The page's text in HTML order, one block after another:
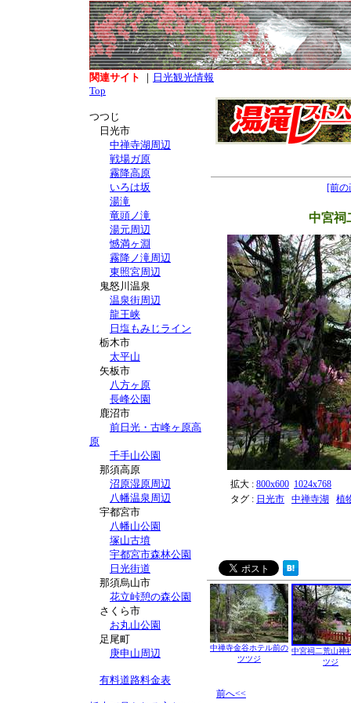
関連サイト ｜ 日光観光情報
Top
つつじ
日光市
中禅寺湖周辺
戦場ガ原
霧降高原
いろは坂
湯滝
竜頭ノ滝
湯元周辺
憾満ヶ淵
霧降ノ滝周辺
東照宮周辺
鬼怒川温泉
温泉街周辺
龍王峡
日塩もみじライン
栃木市
太平山
矢板市
八方ヶ原
長峰公園
鹿沼市
前日光・古峰ヶ原高
原
千手山公園
那須高原
沼原湿原周辺
八幡温泉周辺
宇都宮市
八幡山公園
塚山古墳
宇都宮市森林公園
日光街道
那須烏山市
花立峠憩の森公園
さくら市
お丸山公園
足尾町
庚申山周辺
有料道路料金表
[前の
中宮祠
拡大 : 800x600 1024x768
タグ : 日光市 中禅寺湖 植
中禅寺金谷ホテル前の
ツツジ
中宮祠二荒山神
ツジ
前へ<<